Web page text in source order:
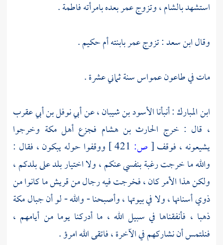
استشهدبالشام، وتزوجعمربعده بامرأتهفاطمة.
وقالابن سعد: تزوجعمربابنتهأم حكيم.
مات في طاعونعمواسسنة ثماني عشرة .
ابن المبارك: أنبأناالأسود بن شيبان، عنأبي نوفل بن أبي عقرب
، قال : خرج الحارث بن هشام فجزعأهلمكة وخرجوا
يشيعونه ، فوقف[ص:
ووقفوا حوله يبكون ، فقال :
والله ما خرجت رغبة بنفسي عنكم ، ولا اختيار بلد على بلدكم ،
ولكن هذا الأمر كان ، فخرجت فيه رجال منقريشما كانوا من
ذوي أسنانها ، ولا في بيوتها ، وأصبحنا - والله - لو أن جبالمكة
ذهبا ، فأنفقناها في سبيل الله ، ما أدركنا يوما من أيامهم ،
فنلتمس أن نشاركهم في الآخرة ، فاتقى الله امرؤ .